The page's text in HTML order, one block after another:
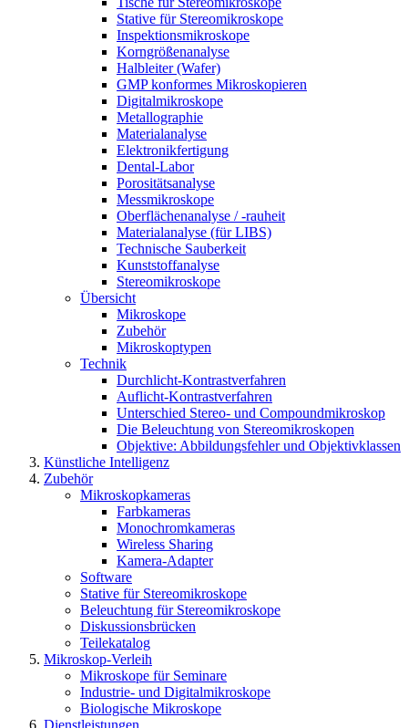
Stative für Stereomikroskope
Inspektionsmikroskope
Korngrößenanalyse
Halbleiter (Wafer)
GMP konformes Mikroskopieren
Digitalmikroskope
Metallographie
Materialanalyse
Elektronikfertigung
Dental-Labor
Porositätsanalyse
Messmikroskope
Oberflächenanalyse / -rauheit
Materialanalyse (für LIBS)
Technische Sauberkeit
Kunststoffanalyse
Stereomikroskope
Übersicht
Mikroskope
Zubehör
Mikroskoptypen
Technik
Durchlicht-Kontrastverfahren
Auflicht-Kontrastverfahren
Unterschied Stereo- und Compoundmikroskop
Die Beleuchtung von Stereomikroskopen
Objektive: Abbildungsfehler und Objektivklassen
Künstliche Intelligenz
Zubehör
Mikroskopkameras
Farbkameras
Monochromkameras
Wireless Sharing
Kamera-Adapter
Software
Stative für Stereomikroskope
Beleuchtung für Stereomikroskope
Diskussionsbrücken
Teilekatalog
Mikroskop-Verleih
Mikroskope für Seminare
Industrie- und Digitalmikroskope
Biologische Mikroskope
Dienstleistungen